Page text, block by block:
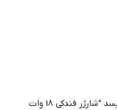
اولین کسی باشید که دیدگاهی می نویسد “شارژر فندکی 18 وات